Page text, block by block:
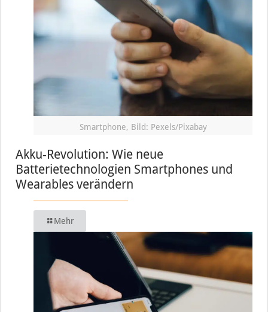
Smartphone, Bild: Pexels/Pixabay
Akku-Revolution: Wie neue
Batterietechnologien Smartphones und
Wearables verändern
Mehr